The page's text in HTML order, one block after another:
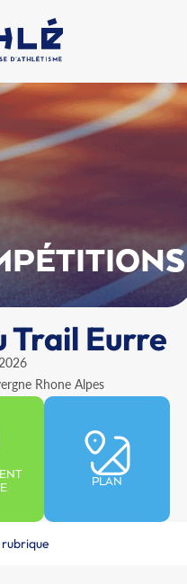
Trail Eurre
Rhone Alpes
PLAN